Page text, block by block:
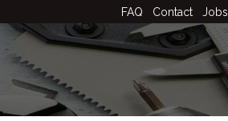
FAQ Contact Jobs